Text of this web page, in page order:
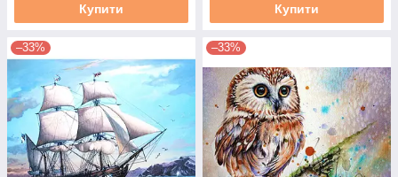
Купити Купити
–33% –33%